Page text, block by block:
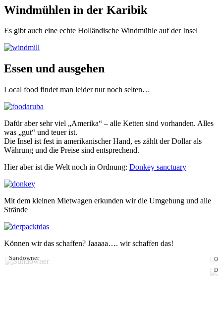
Windmühlen in der Karibik
Es gibt auch eine echte Holländische Windmühle auf der Insel
Essen und ausgehen
Local food findet man leider nur noch selten…
Dafür aber sehr viel „Amerika“ – alle Ketten sind vorhanden. Alles
was „gut“ und teuer ist.
Die Insel ist fest in amerikanischer Hand, es zählt der Dollar als
Währung und die Preise sind entsprechend.
Hier aber ist die Welt noch in Ordnung: Donkey sanctuary
Mit dem kleinen Mietwagen erkunden wir die Umgebung und alle
Strände
Können wir das schaffen? Jaaaaa…. wir schaffen das!
Sundowner